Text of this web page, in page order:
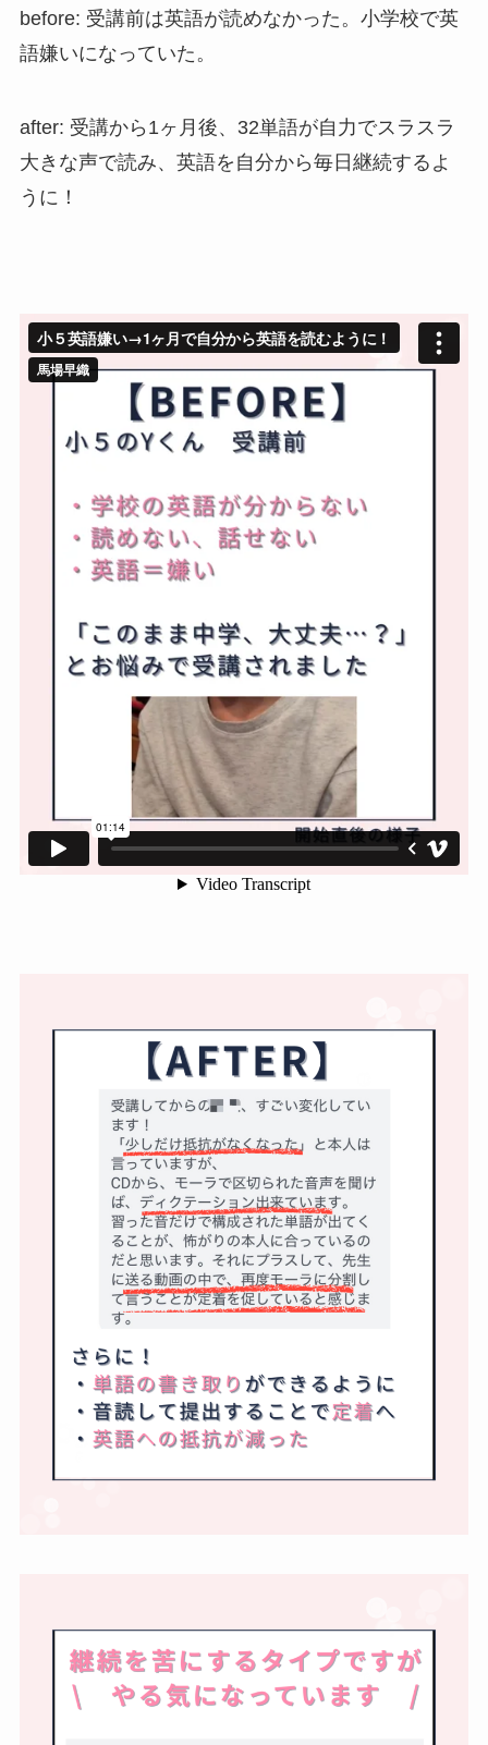
before: 受講前は英語が読めなかった。小学校で英
語嫌いになっていた。
after: 受講から1ヶ月後、32単語が自力でスラスラ
大きな声で読み、英語を自分から毎日継続するよ
うに！